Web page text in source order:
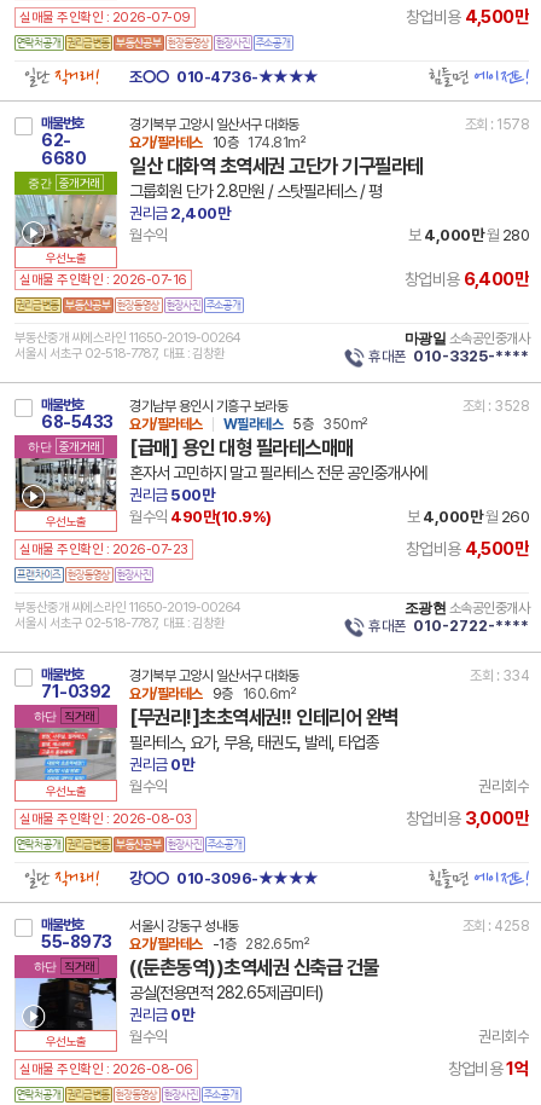
실매물 주인확인 : 2026-07-09 창업비용 4,500만
일단직거래! 조○○ 010-4736-★★★★ 힘들면에이전트!
매물번호
62-
6680
중간 중개거래
우선노출
경기북부 고양시 일산서구 대화동
조회 : 1578
요가/필라테스
10층 174.81m²
일산 대화역 초역세권 고단가 기구필라테
그룹회원 단가 2.8만원 / 스탓필라테스 / 평
권리금2,400만
월수익
보4,000만 월 280
실매물 주인확인 : 2026-07-16 창업비용 6,400만
부동산중개 씨에스라인 11650-2019-00264
서울시 서초구 02-518-7787, 대표 : 김창환
마광일 소속공인중개사
휴대폰 010-3325-****
매물번호
68-5433
하단 중개거래
우선노출
경기남부 용인시 기흥구 보라동
조회 : 3528
요가/필라테스
W필라테스 5층 350m²
[급매] 용인 대형 필라테스매매
혼자서 고민하지 말고 필라테스 전문 공인중개사에
권리금500만
월수익 490만(10.9%) 보4,000만 월 260
실매물 주인확인 : 2026-07-23 창업비용 4,500만
부동산중개 씨에스라인 11650-2019-00264
서울시 서초구 02-518-7787, 대표 : 김창환
조광현 소속공인중개사
휴대폰 010-2722-****
매물번호
71-0392
하단 직거래
우선노출
경기북부 고양시 일산서구 대화동
조회 : 334
요가/필라테스
9층 160.6m²
[무권리!]초초역세권!! 인테리어 완벽
필라테스, 요가, 무용, 태권도, 발레, 타업종
권리금0만
월수익
권리회수
실매물 주인확인 : 2026-08-03 창업비용 3,000만
일단직거래! 강○○ 010-3096-★★★★ 힘들면에이전트!
매물번호
55-8973
하단 직거래
우선노출
서울시 강동구 성내동
조회 : 4258
요가/필라테스
-1층 282.65m²
((둔촌동역))초역세권 신축급 건물
공실(전용면적 282.65제곱미터)
권리금0만
월수익
권리회수
실매물 주인확인 : 2026-08-06 창업비용1억